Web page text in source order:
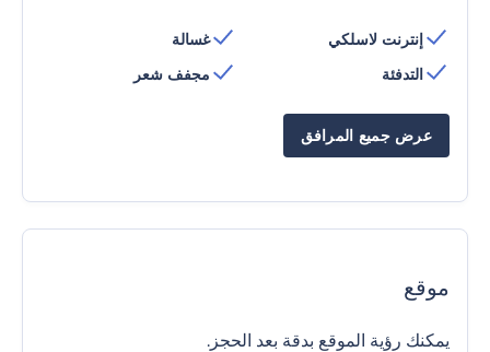
إنترنت لاسلكي
التدفئة
غسالة
مجفف شعر
عرض جميع المرافق
موقع
يمكنك رؤية الموقع بدقة بعد الحجز.